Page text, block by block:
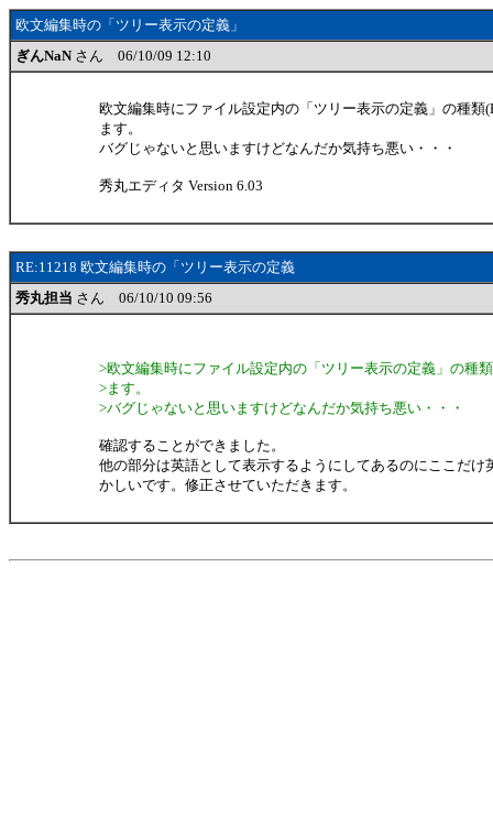
欧文編集時の「ツリー表示の定義」
ぎんNaN さん 06/10/09 12:10
欧文編集時にファイル設定内の「ツリー表示の定義」の種類
ます。
バグじゃないと思いますけどなんだか気持ち悪い・・・
秀丸エディタ Version 6.03
RE:11218 欧文編集時の「ツリー表示の定義
秀丸担当 さん 06/10/10 09:56
>欧文編集時にファイル設定内の「ツリー表示の定義」の種
>ます。
>バグじゃないと思いますけどなんだか気持ち悪い・・・
確認することができました。
他の部分は英語として表示するようにしてあるのにここだけ
かしいです。修正させていただきます。